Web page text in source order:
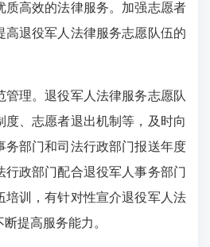
质高效的法律服务。加强志愿者
高退役军人法律服务志愿队伍的
理。退役军人法律服务志愿队
度、志愿者退出机制等，及时向
务部门和司法行政部门报送年度
行政部门配合退役军人事务部门
培训，有针对性宣介退役军人法
提高服务能力。